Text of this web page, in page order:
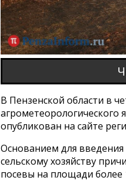
В Пензенской области в
агрометеорологического
опубликован на сайте
Основанием для
сельскому хозяйству
посевы на площади более